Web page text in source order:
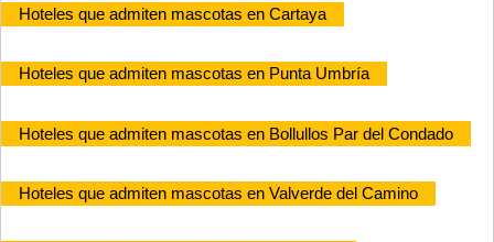
Hoteles que admiten mascotas en Cartaya
Hoteles que admiten mascotas en Punta Umbría
Hoteles que admiten mascotas en Bollullos Par del Condado
Hoteles que admiten mascotas en Valverde del Camino